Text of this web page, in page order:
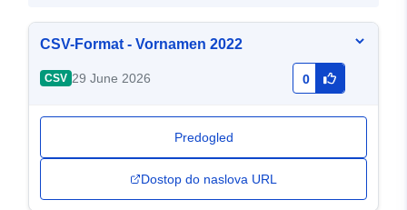
CSV-Format - Vornamen 2022
CSV 29 June 2026 0
Predogled
Dostop do naslova URL